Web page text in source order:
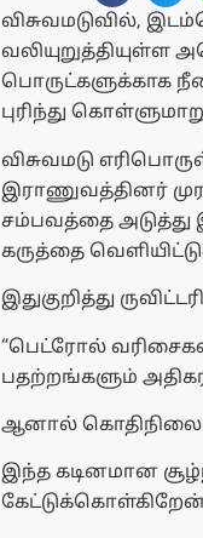
விசுவமடுவில்,
வலியுறுத்தியுள்ள
பொருட்களுக்காக
புரிந்து
விசுவமடு
இராணுவத்தினர்
சம்பவத்தை அடுத்து
கருத்தை
இதுகுறித்து
“பெட்ரோல்
பதற்றங்களும்
ஆனால் கொதிநிலை
இந்த கடினமான